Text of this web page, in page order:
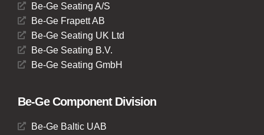
Be-Ge Seating A/S
Be-Ge Frapett AB
Be-Ge Seating UK Ltd
Be-Ge Seating B.V.
Be-Ge Seating GmbH
Be-Ge Component Division
Be-Ge Baltic UAB